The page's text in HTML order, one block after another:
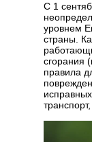
С 1
уровнем
страны.
сгорания
правила